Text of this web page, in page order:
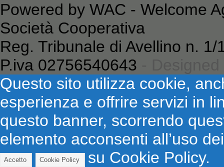
Powered by WAC - Welcome
Società Cooperativa
Reg. Tribunale di Avellino n.
P.iva 02756540643
Questo sito utilizza cookie,
esperienza e offrire servizi in
questo banner, scorrendo
elemento acconsenti all’uso
su Cookie Policy.
Accetto Cookie Policy